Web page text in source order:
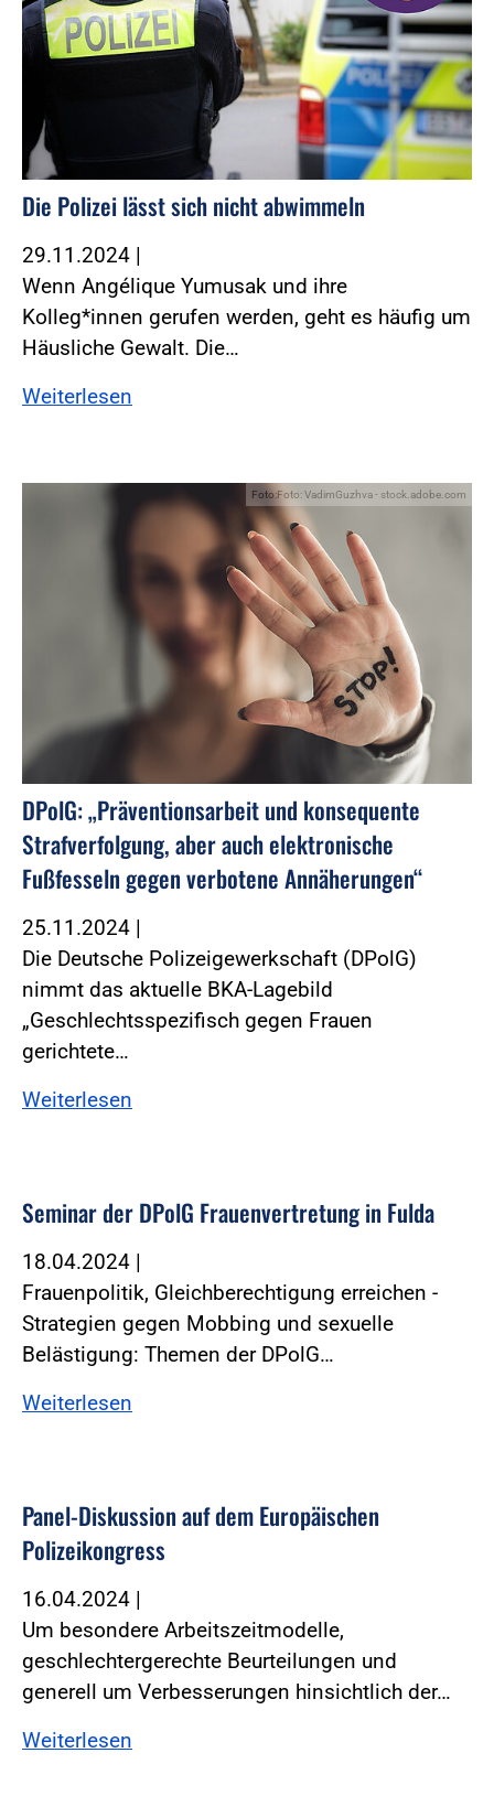
Die Polizei lässt sich nicht abwimmeln
29.11.2024 |
Wenn Angélique Yumusak und ihre
Kolleg*innen gerufen werden, geht es häufig um
Häusliche Gewalt. Die…
Weiterlesen
Foto:Foto: VadimGuzhva - stock.adobe.com
DPolG: „Präventionsarbeit und konsequente
Strafverfolgung, aber auch elektronische
Fußfesseln gegen verbotene Annäherungen“
25.11.2024 |
Die Deutsche Polizeigewerkschaft (DPolG)
nimmt das aktuelle BKA-Lagebild
„Geschlechtsspezifisch gegen Frauen
gerichtete…
Weiterlesen
Seminar der DPolG Frauenvertretung in Fulda
18.04.2024 |
Frauenpolitik, Gleichberechtigung erreichen -
Strategien gegen Mobbing und sexuelle
Belästigung: Themen der DPolG…
Weiterlesen
Panel-Diskussion auf dem Europäischen
Polizeikongress
16.04.2024 |
Um besondere Arbeitszeitmodelle,
geschlechtergerechte Beurteilungen und
generell um Verbesserungen hinsichtlich der…
Weiterlesen